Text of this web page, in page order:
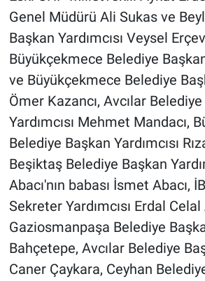
Genel Müdürü Ali Sukas ve
Başkan Yardımcısı Veysel
Büyükçekmece Belediye
ve Büyükçekmece Belediye
Ömer Kazancı, Avcılar
Yardımcısı Mehmet Mandacı,
Belediye Başkan Yardımcısı
Beşiktaş Belediye Başkan
Abacı'nın babası İsmet Abacı,
Sekreter Yardımcısı Erdal Celal
Gaziosmanpaşa Belediye
Bahçetepe, Avcılar Belediye
Caner Çaykara, Ceyhan